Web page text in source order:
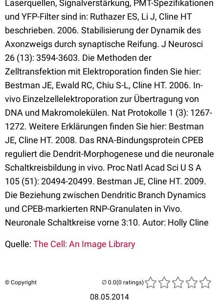
Laserquellen, Signalverstärkung, PMT-Spezifikationen
und YFP-Filter sind in: Ruthazer ES, Li J, Cline HT
beschrieben. 2006. Stabilisierung der Dynamik des
Axonzweigs durch synaptische Reifung. J Neurosci
26 (13): 3594-3603. Die Methoden der
Zelltransfektion mit Elektroporation finden Sie hier:
Bestman JE, Ewald RC, Chiu S-L, Cline HT. 2006. In-
vivo Einzelzellelektroporation zur Übertragung von
DNA und Makromolekülen. Nat Protokolle 1 (3): 1267-
1272. Weitere Erklärungen finden Sie hier: Bestman
JE, Cline HT. 2008. Das RNA-Bindungsprotein CPEB
reguliert die Dendrit-Morphogenese und die neuronale
Schaltkreisbildung in vivo. Proc Natl Acad Sci U S A
105 (51): 20494-20499. Bestman JE, Cline HT. 2009.
Die Beziehung zwischen Dendritic Branch Dynamics
und CPEB-markierten RNP-Granulaten in Vivo.
Neuronale Schaltkreise vorne 3:10. Autor: Holly Cline
Quelle:The Cell: An Image Library
© Copyright
08.05.2014
(0 ratings)